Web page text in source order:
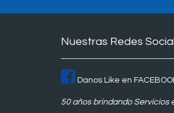
Nuestras Redes
Danos Like en
50 años brindando Servicios